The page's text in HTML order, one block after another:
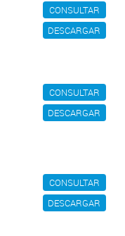
CONSULTAR
DESCARGAR
CONSULTAR
DESCARGAR
CONSULTAR
DESCARGAR